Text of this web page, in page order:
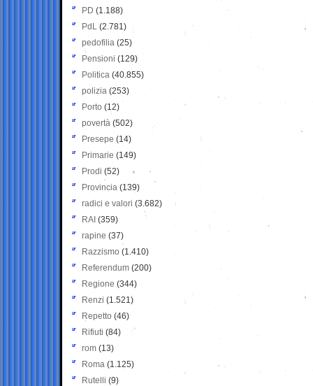
PD (1.188)
PdL (2.781)
pedofilia (25)
Pensioni (129)
Politica (40.855)
polizia (253)
Porto (12)
povertà (502)
Presepe (14)
Primarie (149)
Prodi (52)
Provincia (139)
radici e valori (3.682)
RAI (359)
rapine (37)
Razzismo (1.410)
Referendum (200)
Regione (344)
Renzi (1.521)
Repetto (46)
Rifiuti (84)
rom (13)
Roma (1.125)
Rutelli (9)